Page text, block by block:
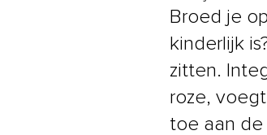
Broed je
kinderlijk
zitten.
roze,
toe aan de